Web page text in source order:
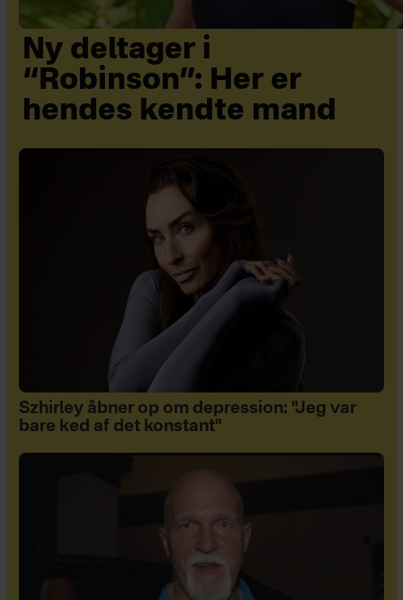
Ny deltager i
“Robinson”: Her er
hendes kendte mand
Szhirley åbner op om depression: "Jeg var
bare ked af det konstant"